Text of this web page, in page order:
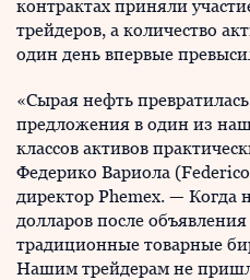
контрактах приняли
трейдеров, а количество
один день впервые
«Сырая нефть
предложения в один из
классов активов
Федерико Вариола
директор Phemex. — Когда
долларов после
традиционные товарные
Нашим трейдерам не